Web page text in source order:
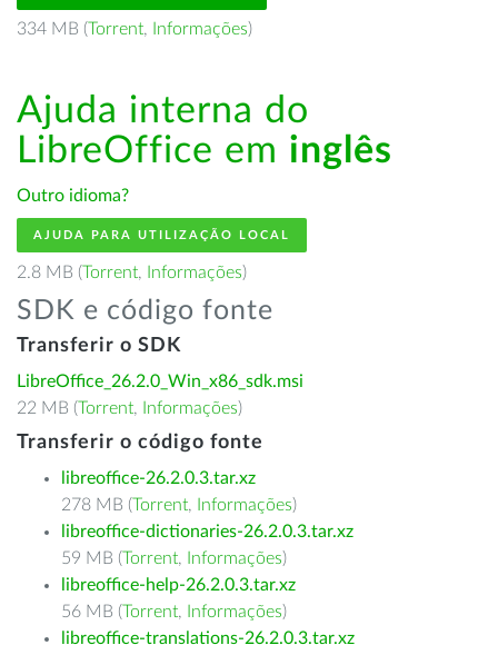
334 MB (Torrent, Informações)
Ajuda interna do
LibreOffice em inglês
Outro idioma?
AJUDA PARA UTILIZAÇÃO LOCAL
2.8 MB (Torrent, Informações)
SDK e código fonte
Transferir o SDK
LibreOffice_26.2.0_Win_x86_sdk.msi
22 MB (Torrent, Informações)
Transferir o código fonte
libreoffice-26.2.0.3.tar.xz
278 MB (Torrent, Informações)
libreoffice-dictionaries-26.2.0.3.tar.xz
59 MB (Torrent, Informações)
libreoffice-help-26.2.0.3.tar.xz
56 MB (Torrent, Informações)
libreoffice-translations-26.2.0.3.tar.xz